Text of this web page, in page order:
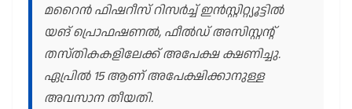
മറൈൻ ഫിഷറീസ് റിസർച്ച് ഇൻസ്റ്റിറ്റ്യൂട്ടിൽ
യങ് പ്രൊഫഷണൽ, ഫീൽഡ് അസിസ്റ്റന്റ്
തസ്തികകളിലേക്ക് അപേക്ഷ ക്ഷണിച്ചു.
ഏപ്രിൽ 15 ആണ് അപേക്ഷിക്കാനുള്ള
അവസാന തീയതി.